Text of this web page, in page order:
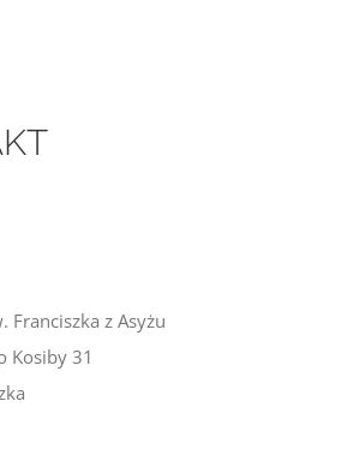
Franciszka z Asyżu
Kosiby 31